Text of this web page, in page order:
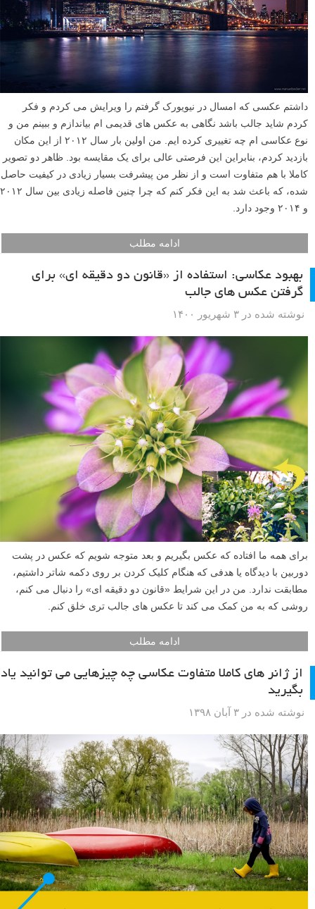
داشتم عکسی که امسال در نیویورک گرفتم را ویرایش می کردم و فکر
کردم شاید جالب باشد نگاهی به عکس های قدیمی ام بیاندازم و ببینم من و
نوع عکاسی ام چه تغییری کرده ایم. من اولین بار سال ۲۰۱۲ از این مکان
بازدید کردم، بنابراین این فرصتی عالی برای یک مقایسه بود. ظاهر دو تصویر
کاملا با هم متفاوت است و از نظر من پیشرفت بسیار زیادی در کیفیت حاصل
شده، که باعث شد به این فکر کنم که چرا چنین فاصله زیادی بین سال ۲۰۱۲
و ۲۰۱۴ وجود دارد.
ادامه مطلب
بهبود عکاسی: استفاده از «قانون دو دقیقه ای» برای
گرفتن عکس های جالب
نوشته شده در ۳ شهریور ۱۴۰۰
برای همه ما افتاده که عکس بگیریم و بعد متوجه شویم که عکس در پشت
دوربین با دیدگاه یا هدفی که هنگام کلیک کردن بر روی دکمه شاتر داشتیم،
مطابقت ندارد. من در این شرایط «قانون دو دقیقه ای» را دنبال می کنم،
روشی که به من کمک می کند تا عکس های جالب تری خلق کنم.
ادامه مطلب
از ژانر های کاملا متفاوت عکاسی چه چیزهایی می توانید یاد
بگیرید
نوشته شده در ۳ آبان ۱۳۹۸